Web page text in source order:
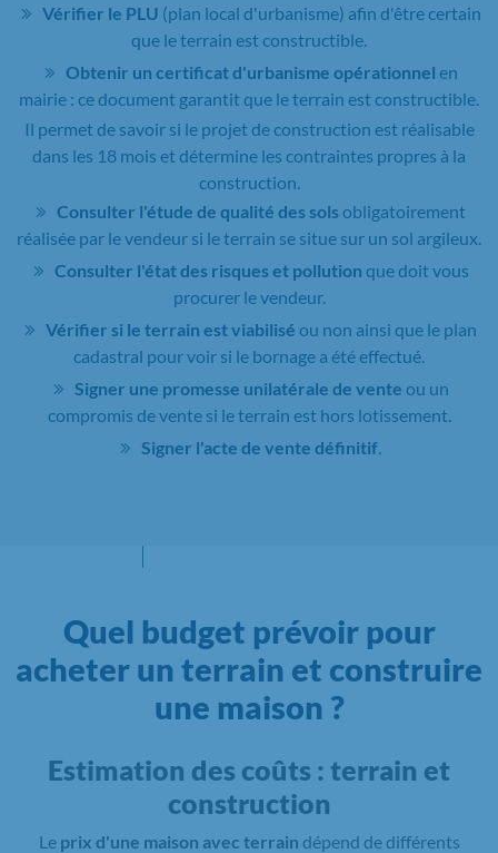
Vérifier le PLU (plan local d'urbanisme) afin d'être certain
que le terrain est constructible.
Obtenir un certificat d'urbanisme opérationnel en
mairie : ce document garantit que le terrain est constructible.
Il permet de savoir si le projet de construction est réalisable
dans les 18 mois et détermine les contraintes propres à la
construction.
Consulter l'étude de qualité des sols obligatoirement
réalisée par le vendeur si le terrain se situe sur un sol argileux.
Consulter l'état des risques et pollution que doit vous
procurer le vendeur.
Vérifier si le terrain est viabilisé ou non ainsi que le plan
cadastral pour voir si le bornage a été effectué.
Signer une promesse unilatérale de vente ou un
compromis de vente si le terrain est hors lotissement.
Signer l'acte de vente définitif
Quel budget prévoir pour
acheter un terrain et construire
une maison ?
Estimation des coûts : terrain et
construction
Le prix d'une maison avec terrain dépend de différents